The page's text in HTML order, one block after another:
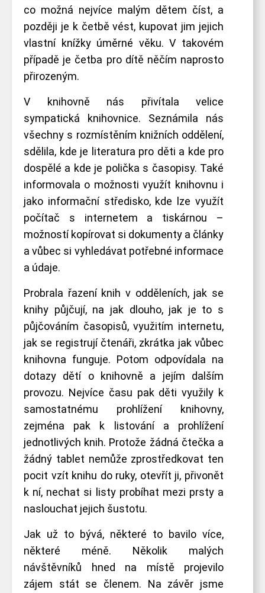
co možná nejvíce malým dětem číst, a
později je k četbě vést, kupovat jim jejich
vlastní knížky úměrné věku. V takovém
případě je četba pro dítě něčím naprosto
přirozeným.
V knihovně nás přivítala velice
sympatická knihovnice. Seznámila nás
všechny s rozmístěním knižních oddělení,
sdělila, kde je literatura pro děti a kde pro
dospělé a kde je polička s časopisy. Také
informovala o možnosti využít knihovnu i
jako informační středisko, kde lze využít
počítač s internetem a tiskárnou –
možností kopírovat si dokumenty a články
a vůbec si vyhledávat potřebné informace
a údaje.
Probrala řazení knih v odděleních, jak se
knihy půjčují, na jak dlouho, jak je to s
půjčováním časopisů, využitím internetu,
jak se registrují čtenáři, zkrátka jak vůbec
knihovna funguje. Potom odpovídala na
dotazy dětí o knihovně a jejím dalším
provozu. Nejvíce času pak děti využily k
samostatnému prohlížení knihovny,
zejména pak k listování a prohlížení
jednotlivých knih. Protože žádná čtečka a
žádný tablet nemůže zprostředkovat ten
pocit vzít knihu do ruky, otevřít ji, přivonět
k ní, nechat si listy probíhat mezi prsty a
naslouchat jejich šustotu.
Jak už to bývá, některé to bavilo více,
některé méně. Několik malých
návštěvníků hned na místě projevilo
zájem stát se členem. Na závěr jsme